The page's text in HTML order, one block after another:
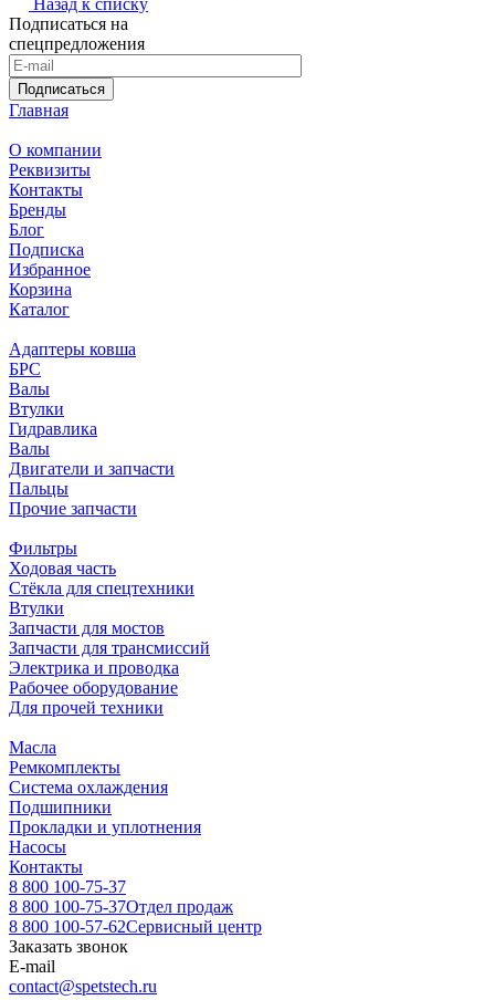
Подписаться на
спецпредложения
Подписаться
Главная
О компании
Реквизиты
Контакты
Бренды
Блог
Подписка
Избранное
Корзина
Каталог
Адаптеры ковша
БРС
Валы
Втулки
Гидравлика
Валы
Двигатели и запчасти
Пальцы
Прочие запчасти
Фильтры
Ходовая часть
Стёкла для спецтехники
Втулки
Запчасти для мостов
Запчасти для трансмиссий
Электрика и проводка
Рабочее оборудование
Для прочей техники
Масла
Ремкомплекты
Система охлаждения
Подшипники
Прокладки и уплотнения
Насосы
Контакты
8 800 100-75-37
8 800 100-75-37Отдел продаж
8 800 100-57-62Сервисный центр
Заказать звонок
E-mail
contact@spetstech.ru